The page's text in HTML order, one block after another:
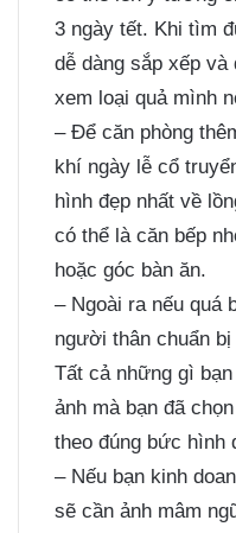
3 ngày tết. Khi tìm
dễ dàng sắp xếp
xem loại quả mình
– Để căn phòng
khí ngày lễ cổ
hình đẹp nhất về
có thể là căn bếp
hoặc góc bàn ăn.
– Ngoài ra nếu quá
người thân chuẩn
Tất cả những gì
ảnh mà bạn đã
theo đúng bức hình
– Nếu bạn kinh
sẽ cần ảnh mâm